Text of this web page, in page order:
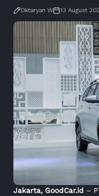
Oktaryan W 13 August
Jakarta,GoodCar.id –